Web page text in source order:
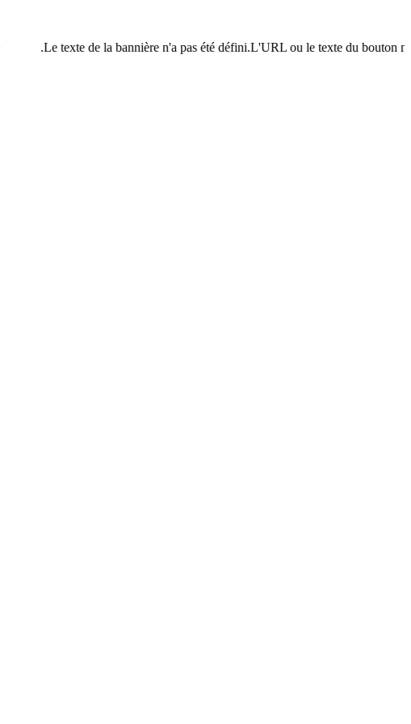
Le texte de la bannière n'a pas été défini.L'URL ou le texte du bouton